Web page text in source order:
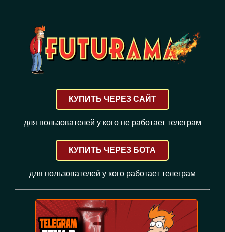
КУПИТЬ ЧЕРЕЗ САЙТ
для пользователей у кого не работает телеграм
КУПИТЬ ЧЕРЕЗ БОТА
для пользователей у кого работает телеграм